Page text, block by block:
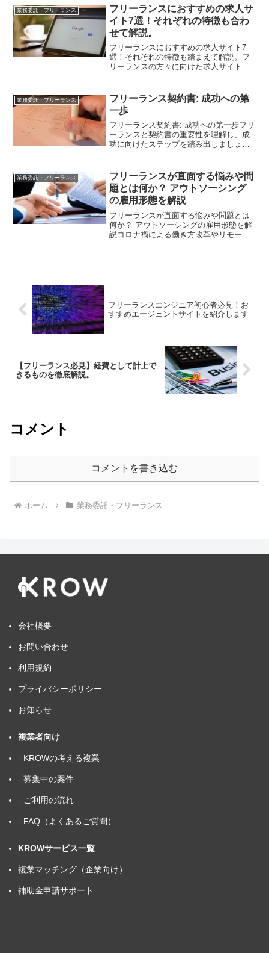
特にマーケティングやDX、バックオフィ
ス業務などで、外部人材...
業務委託・フリーランス
フリーランスにおすすめの求人サ
イト7選！それぞれの特徴も合わ
せて解説。
フリーランスにおすすめの求人サイト7
選！それぞれの特徴も踏まえて解説。フ
リーランスの方々に向けた求人サイトに
分にマッチしていない求人サイトから案
件を見つけようとすると、時...
業務委託・フリーランス
フリーランス契約書: 成功への第
一歩
フリーランス契約書: 成功への第一歩フリ
ーランスと契約書の重要性を理解し、成
功に向けたステップを踏み出しましょ
指します。彼らは従業員ではなく、独立
したプロフェッショナル...
業務委託・フリーランス
フリーランスが直面する悩みや問
題とは何か？ アウトソーシング
の雇用形態を解説
フリーランスが直面する悩みや問題とは
何か？ アウトソーシングの雇用形態を解
説コロナ禍による働き方改革やリモート
フリーランスエンジニア初心者必見！お
すすめエージェントサイトを紹介します
【フリーランス必見】経費として計上で
きるものを徹底解説。
コメント
コメントを書き込む
ホーム 業務委託・フリーランス
会社概要
お問い合わせ
利用規約
プライバシーポリシー
お知らせ
複業者向け
- KROWの考える複業
- 募集中の案件
- ご利用の流れ
- FAQ（よくあるご質問）
KROWサービス一覧
複業マッチング（企業向け）
補助金申請サポート